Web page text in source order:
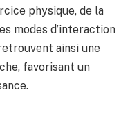
physique, de la
modes d’interaction
ainsi une
favorisant un